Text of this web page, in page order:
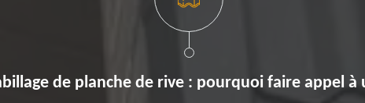
de planche de rive : pourquoi faire appel